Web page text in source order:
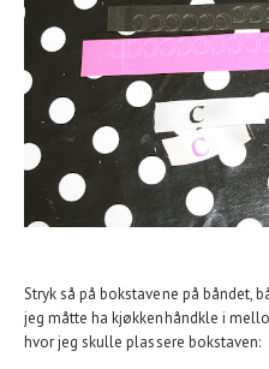
Stryk så på bokstavene på båndet,
jeg måtte ha kjøkkenhåndkle i
hvor jeg skulle plassere bokstaven: